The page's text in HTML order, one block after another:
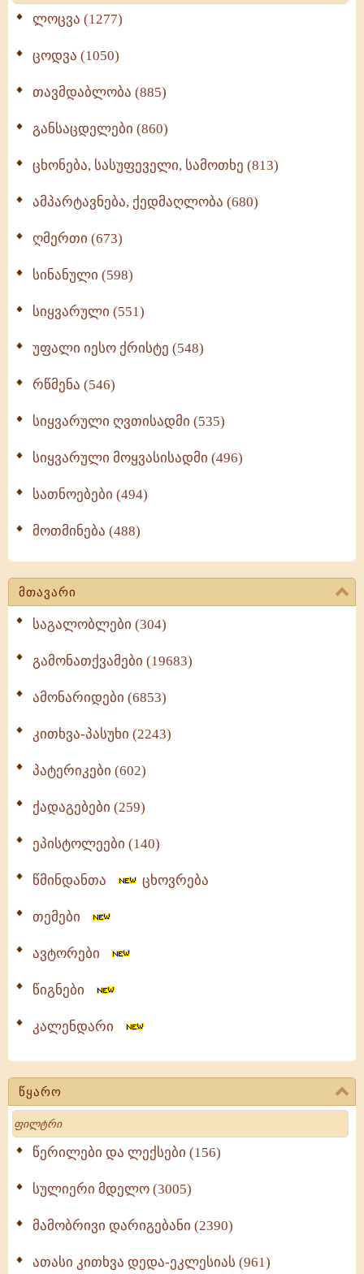
ლოცვა (1277)
ცოდვა (1050)
თავმდაბლობა (885)
განსაცდელები (860)
ცხონება, სასუფეველი, სამოთხე (813)
ამპარტავნება, ქედმაღლობა (680)
ღმერთი (673)
სინანული (598)
სიყვარული (551)
უფალი იესო ქრისტე (548)
რწმენა (546)
სიყვარული ღვთისადმი (535)
სიყვარული მოყვასისადმი (496)
სათნოებები (494)
მოთმინება (488)
მთავარი
საგალობლები (304)
გამონათქვამები (19683)
ამონარიდები (6853)
კითხვა-პასუხი (2243)
პატერიკები (602)
ქადაგებები (259)
ეპისტოლეები (140)
წმინდანთა ცხოვრება
თემები
ავტორები
წიგნები
კალენდარი
წყარო
Search
წერილები და ლექსები (156)
სულიერი მდელო (3005)
მამობრივი დარიგებანი (2390)
ათასი კითხვა დედა-ეკლესიას (961)